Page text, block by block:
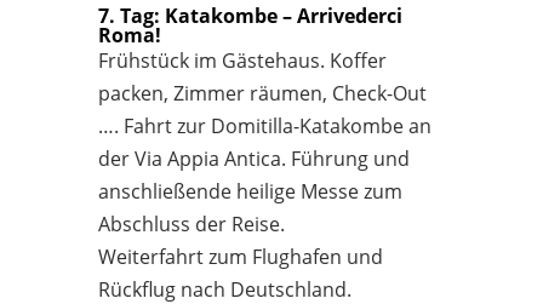
7. Tag: Katakombe – Arrivederci
Roma!
Frühstück im Gästehaus. Koffer
packen, Zimmer räumen, Check-Out
…. Fahrt zur Domitilla-Katakombe an
der Via Appia Antica. Führung und
anschließende heilige Messe zum
Abschluss der Reise.
Weiterfahrt zum Flughafen und
Rückflug nach Deutschland.